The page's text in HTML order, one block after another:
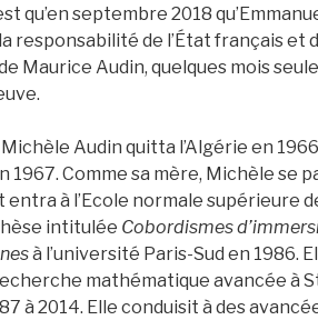
qu’en septembre 2018
responsabilité de l’État français et
Maurice Audin, quelques mois
Audin quitta l’Algérie en
1967. Comme sa mère, Michèle se
à l’Ecole normale supérieure
intitulée Cobordismes
à l’université Paris-Sud en 1986.
mathématique avancée à
à 2014. Elle conduisit à des